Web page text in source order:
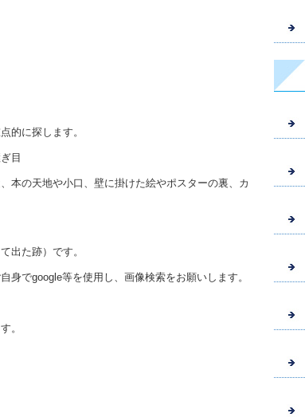
的に探します。
目
本の天地や小口、壁に掛けた絵やポスターの裏、カ
出た跡）です。
身でgoogle等を使用し、画像検索をお願いします。
。